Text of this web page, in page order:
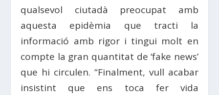
qualsevol ciutadà preocupat amb
aquesta epidèmia que tracti la
informació amb rigor i tingui molt en
compte la gran quantitat de ‘fake news’
que hi circulen. “Finalment, vull acabar
insistint que ens toca fer vida